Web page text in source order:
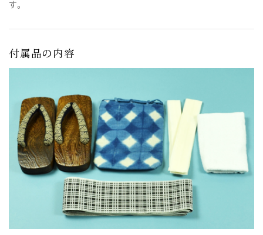
す。
付属品の内容